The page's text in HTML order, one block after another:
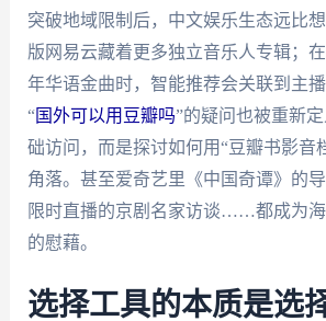
突破地域限制后，中文娱乐生态远比
版网易云藏着更多独立音乐人专辑；
年华语金曲时，智能推荐会关联到主
“国外可以用豆瓣吗”的疑问也被重新
础访问，而是探讨如何用“豆瓣书影音
角落。甚至爱奇艺里《中国奇谭》的
限时直播的京剧名家访谈……都成为
的慰藉。
选择工具的本质是选